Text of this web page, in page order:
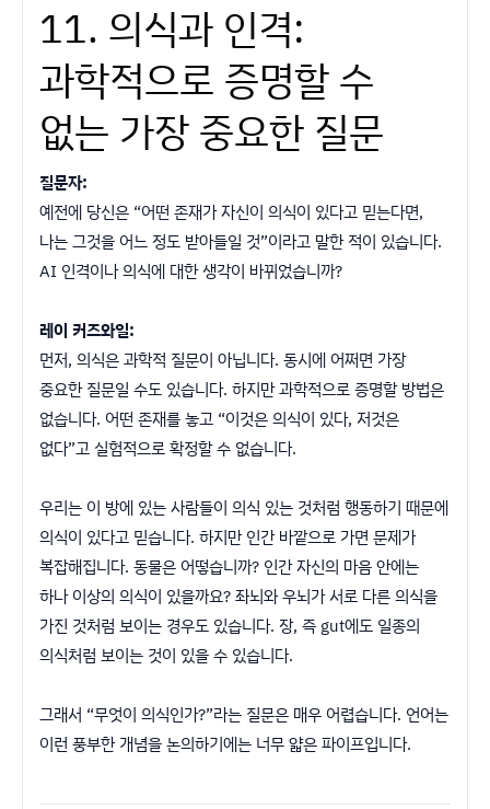
11. 의식과 인격:
과학적으로 증명할 수
없는 가장 중요한 질문
질문자:
예전에 당신은 “어떤 존재가 자신이 의식이 있다고 믿는다면,
나는 그것을 어느 정도 받아들일 것”이라고 말한 적이 있습니다.
AI 인격이나 의식에 대한 생각이 바뀌었습니까?
레이 커즈와일:
먼저, 의식은 과학적 질문이 아닙니다. 동시에 어쩌면 가장
중요한 질문일 수도 있습니다. 하지만 과학적으로 증명할 방법은
없습니다. 어떤 존재를 놓고 “이것은 의식이 있다, 저것은
없다”고 실험적으로 확정할 수 없습니다.
우리는 이 방에 있는 사람들이 의식 있는 것처럼 행동하기 때문에
의식이 있다고 믿습니다. 하지만 인간 바깥으로 가면 문제가
복잡해집니다. 동물은 어떻습니까? 인간 자신의 마음 안에는
하나 이상의 의식이 있을까요? 좌뇌와 우뇌가 서로 다른 의식을
가진 것처럼 보이는 경우도 있습니다. 장, 즉 gut에도 일종의
의식처럼 보이는 것이 있을 수 있습니다.
그래서 “무엇이 의식인가?”라는 질문은 매우 어렵습니다. 언어는
이런 풍부한 개념을 논의하기에는 너무 얇은 파이프입니다.